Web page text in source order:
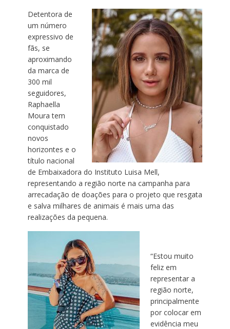
Detentora de
um número
expressivo de
fãs, se
aproximando
da marca de
300 mil
seguidores,
Raphaella
Moura tem
conquistado
novos
horizontes e o
título nacional
de Embaixadora do Instituto Luisa Mell,
representando a região norte na campanha para
arrecadação de doações para o projeto que resgata
e salva milhares de animais é mais uma das
realizações da pequena.
“Estou muito
feliz em
representar a
região norte,
principalmente
por colocar em
evidência meu